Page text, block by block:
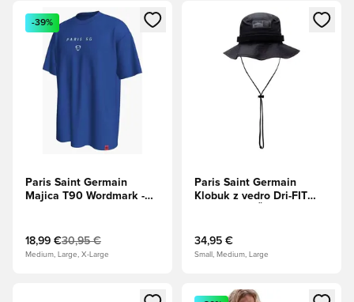
Odpre Modal za prijavo ali vpis kot član
-39%
Paris Saint Germain
Majica T90 Wordmark -
18,99 €30,95 €
Medium, Large, X-Large
Odpre Modal za prijavo ali
Paris Saint Germain
Klobuk z vedro Dri-FIT
34,95 €
Small, Medium, Large
Odpre Modal za prijavo ali vpis kot članOdpre Modal za prijavo ali